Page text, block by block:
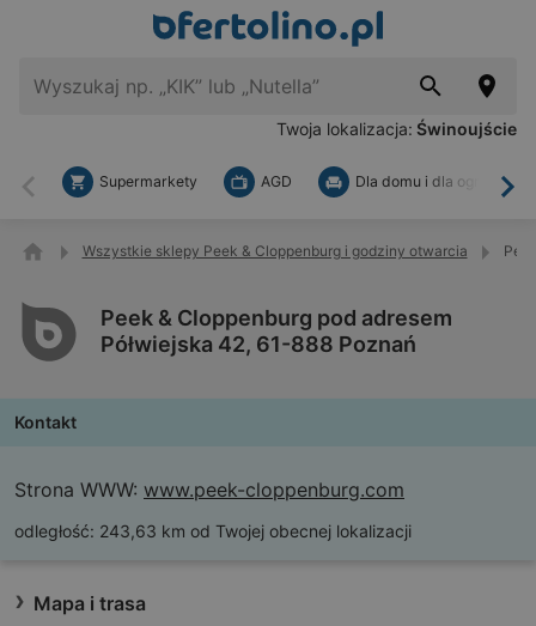
Twoja lokalizacja: Świnoujście
Wstecz
Supermarkety AGD Dla domu i dla ogrodu
Wszystkie sklepy Peek & Cloppenburg i godziny otwarcia
Peek & Cloppenburg pod adresem
Półwiejska 42, 61-888 Poznań
Kontakt
Strona WWW: www.peek-cloppenburg.com
odległość: 243,63 km od Twojej obecnej lokalizacji
Mapa i trasa